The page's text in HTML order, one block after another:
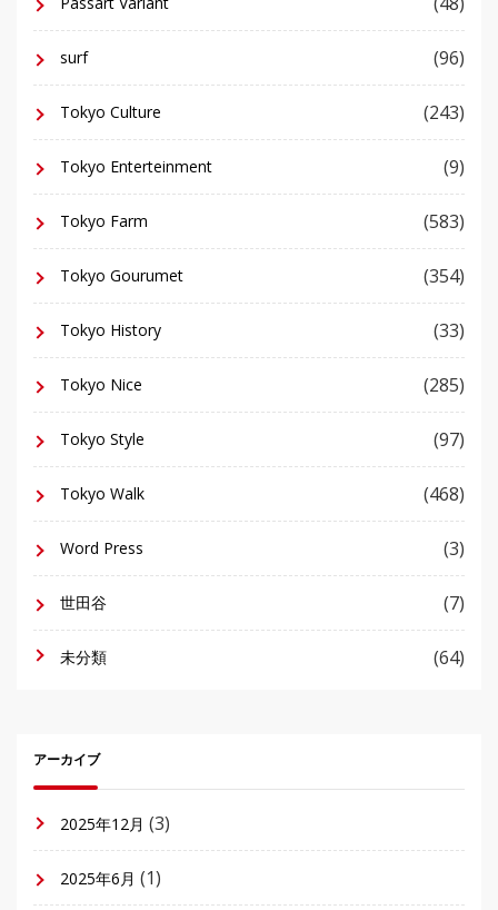
surf (96)
Tokyo Culture (243)
Tokyo Enterteinment (9)
Tokyo Farm (583)
Tokyo Gourumet (354)
Tokyo History (33)
Tokyo Nice (285)
Tokyo Style (97)
Tokyo Walk (468)
Word Press (3)
世田谷 (7)
未分類 (64)
アーカイブ
2025年12月 (3)
2025年6月 (1)